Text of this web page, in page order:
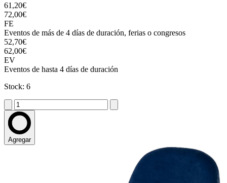
61,20€
72,00€
FE
Eventos de más de 4 días de duración, ferias o congresos
52,70€
62,00€
EV
Eventos de hasta 4 días de duración
Stock: 6
Agregar